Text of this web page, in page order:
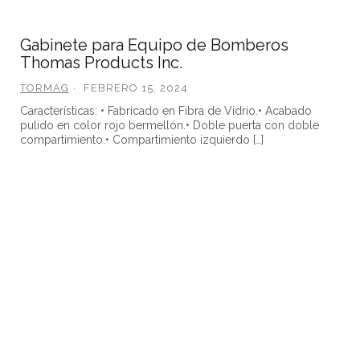
Gabinete para Equipo de Bomberos
Thomas Products Inc.
TORMAG FEBRERO 15, 2024
Características: • Fabricado en Fibra de Vidrio.• Acabado
pulido en color rojo bermellón.• Doble puerta con doble
compartimiento.• Compartimiento izquierdo […]